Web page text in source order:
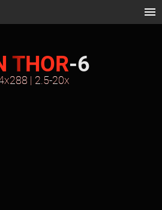
THOR-6
| 2.5-20x